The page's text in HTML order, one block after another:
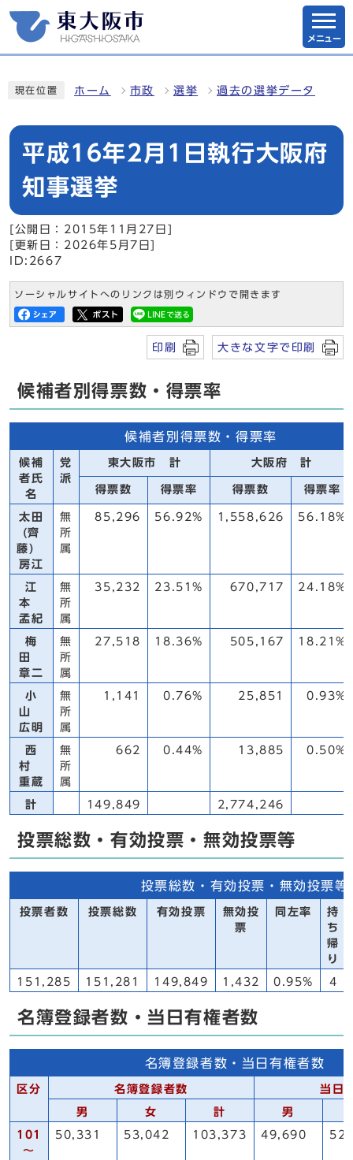
メニュー
現在位置 ホーム 市政 選挙 過去の選挙データ
平成16年2月1日執行大阪府
知事選挙
[公開日：2015年11月27日]
[更新日：2026年5月7日]
ID:2667
ソーシャルサイトへのリンクは別ウィンドウで開きます
印刷 大きな文字で印刷
候補者別得票数・得票率
候補者別得票数・得票率
候補
者氏
名
党
派
東大阪市 計 大阪府 計
得票数 得票率 得票数 得票率
太田
(齊
藤)
房江
無
所
属
85,296 56.92% 1,558,626 56.18%
江
本
孟紀
無
所
属
35,232 23.51% 670,717 24.18%
梅
田
章二
無
所
属
27,518 18.36% 505,167 18.21%
小
山
広明
無
所
属
1,141 0.76% 25,851 0.93%
西
村
重蔵
無
所
属
662 0.44% 13,885 0.50%
計 149,849 2,774,246
投票総数・有効投票・無効投票等
投票総数・有効投票・無効投票等
投票者数 投票総数 有効投票
無効投
票
同左率
持
ち
帰
り
151,285 151,281 149,849 1,432 0.95% 4
名簿登録者数・当日有権者数
名簿登録者数・当日有権者数
区分 名簿登録者数 当日
男 女 計 男
101
～
50,331 53,042 103,373 49,690